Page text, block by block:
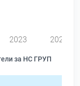
2023 2024
за НС ГРУП